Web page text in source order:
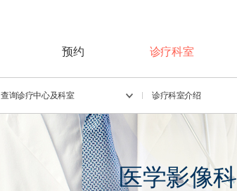
预约 诊疗科室
查询诊疗中心及科室 诊疗科室介绍
医学影像科